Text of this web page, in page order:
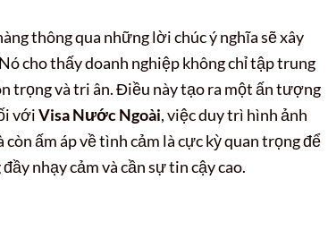
thông qua những lời chúc ý nghĩa sẽ xây
cho thấy doanh nghiệp không chỉ tập trung
trọng và tri ân. Điều này tạo ra một ấn tượng
vớiVisa Nước Ngoài, việc duy trì hình ảnh
ấm áp về tình cảm là cực kỳ quan trọng để
nhạy cảm và cần sự tin cậy cao.